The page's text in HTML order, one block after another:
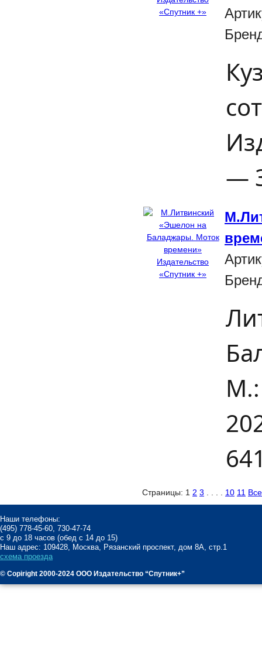
—
М.:
Страницы: 1 2 3 10 11 Все
Наши телефоны:
(495) 778-45-60, 730-47-74
с 9 до 18 часов (обед с 14 до 15)
Наш адрес: 109428, Москва, Рязанский проспект, дом 8А, стр.1
схема проезда
© Copiright 2000-2024 ООО Издательство “Спутник+”